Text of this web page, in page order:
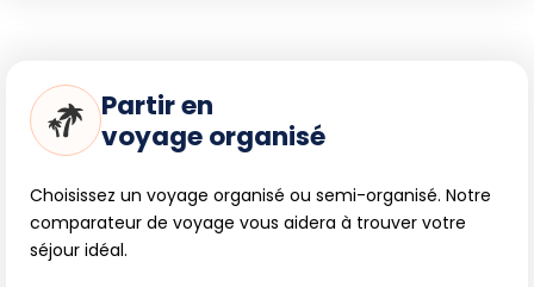
Partir en
voyage organisé
Choisissez un voyage organisé ou semi-organisé. Notre
comparateur de voyage vous aidera à trouver votre
séjour idéal.